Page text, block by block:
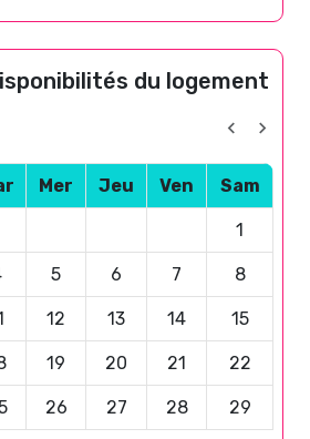
du logement
Mer Jeu Ven Sam
1
5 6 7 8
12 13 14 15
19 20 21 22
26 27 28 29